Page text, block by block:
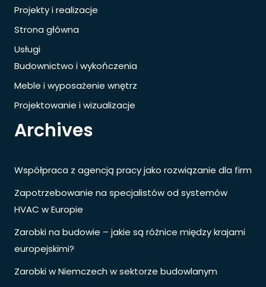
Projekty i realizacje
Strona główna
Usługi
Budownictwo i wykończenia
Meble i wyposażenie wnętrz
Projektowanie i wizualizacje
Archives
Współpraca z agencją pracy jako rozwiązanie dla firm
Zapotrzebowanie na specjalistów od systemów
HVAC w Europie
Zarobki na budowie – jakie są różnice między krajami
europejskimi?
Zarobki w Niemczech w sektorze budowlanym